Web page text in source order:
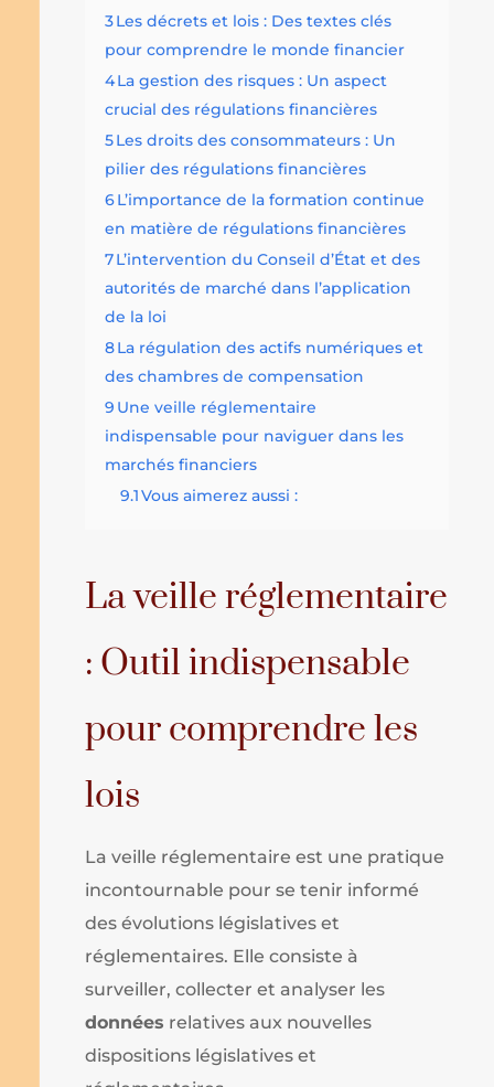
3Les décrets et lois : Des textes clés
pour comprendre le monde financier
4La gestion des risques : Un aspect
crucial des régulations financières
5Les droits des consommateurs : Un
pilier des régulations financières
6L’importance de la formation continue
en matière de régulations financières
7L’intervention du Conseil d’État et des
autorités de marché dans l’application
de la loi
8La régulation des actifs numériques et
des chambres de compensation
9 Une veille réglementaire
indispensable pour naviguer dans les
marchés financiers
9.1Vous aimerez aussi :
La veille réglementaire
: Outil indispensable
pour comprendre les
lois
La veille réglementaire est une pratique
incontournable pour se tenir informé
des évolutions législatives et
réglementaires. Elle consiste à
surveiller, collecter et analyser les
données relatives aux nouvelles
dispositions législatives et